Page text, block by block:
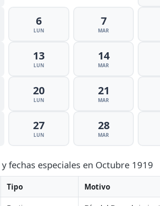
6
LUN
7
MAR
13
LUN
14
MAR
20
LUN
21
MAR
27
LUN
28
MAR
fechas especiales en Octubre 1919
Tipo Motivo